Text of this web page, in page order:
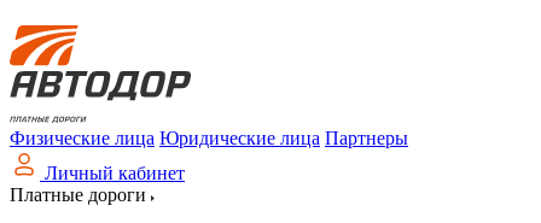
Физические лица Юридические лица Партнеры
Личный кабинет
Платные дороги